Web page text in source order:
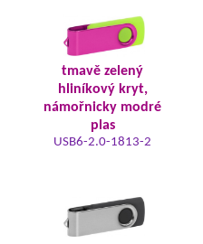
tmavě zelený
hliníkový kryt,
námořnicky modré
plas
USB6-2.0-1813-2